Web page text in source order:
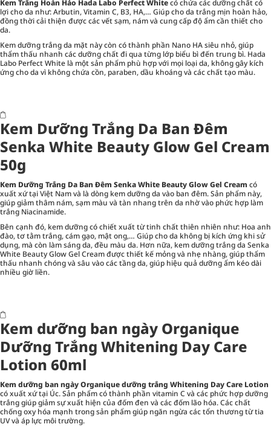
Kem Trắng Hoàn Hảo Hada Labo Perfect Whitecó chứa các dưỡng chất có
lợi cho da như: Arbutin, Vitamin C, B3, HA,… Giúp cho da trắng mịn hoàn hảo,
đồng thời cải thiện được các vết sạm, nám và cung cấp độ ẩm cần thiết cho
da.
Kem dưỡng trắng da mặt này còn có thành phần Nano HA siêu nhỏ, giúp
thẩm thấu nhanh các dưỡng chất đi qua từng lớp biểu bì đến trung bì. Hada
Labo Perfect White là một sản phẩm phù hợp với mọi loại da, không gây kích
ứng cho da vì không chứa cồn, paraben, dầu khoáng và các chất tạo màu.
Kem Dưỡng Trắng Da Ban Đêm
Senka White Beauty Glow Gel Cream
50g
Kem Dưỡng Trắng Da Ban Đêm Senka White Beauty Glow Gel Cream có
xuất xứ tại Việt Nam và là dòng kem dưỡng da vào ban đêm. Sản phẩm này,
giúp giảm thâm nám, sạm màu và tàn nhang trên da nhờ vào phức hợp làm
trắng Niacinamide.
Bên cạnh đó, kem dưỡng có chiết xuất từ tinh chất thiên nhiên như: Hoa anh
đào, tơ tằm trắng, cám gạo, mật ong,… Giúp cho da không bị kích ứng khi sử
dụng, mà còn làm sáng da, đều màu da. Hơn nữa, kem dưỡng trắng da Senka
White Beauty Glow Gel Cream được thiết kế mỏng và nhẹ nhàng, giúp thẩm
thấu nhanh chóng và sâu vào các tầng da, giúp hiệu quả dưỡng ẩm kéo dài
nhiều giờ liền.
Kem dưỡng ban ngày Organique
Dưỡng Trắng Whitening Day Care
Lotion 60ml
Kem dưỡng ban ngày Organique dưỡng trắng Whitening Day Care Lotion
có xuất xứ tại Úc. Sản phẩm có thành phần vitamin C và các phức hợp dưỡng
trắng giúp giảm sự xuất hiện của đốm đen và các đốm lão hóa. Các chất
chống oxy hóa mạnh trong sản phẩm giúp ngăn ngừa các tổn thương từ tia
UV và áp lực môi trường.